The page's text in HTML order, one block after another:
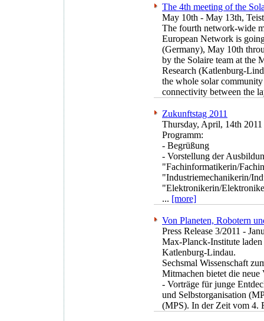
The 4th meeting of the
May 10th - May 13th,
The fourth network-wide
European Network is
(Germany), May 10th
by the Solaire team at the
Research (Katlenburg-
the whole solar
connectivity between the
Zukunftstag 2011
Thursday, April, 14th 2011
Programm:
- Begrüßung
- Vorstellung der
"Fachinformatikerin/
"Industriemechanikerin/
"Elektronikerin/
... [more]
Von Planeten, Robotern
Press Release 3/2011 -
Max-Planck-Institute
Katlenburg-Lindau.
Sechsmal Wissenschaft
Mitmachen bietet die
- Vorträge für junge
und Selbstorganisation
(MPS). In der Zeit vom 4.